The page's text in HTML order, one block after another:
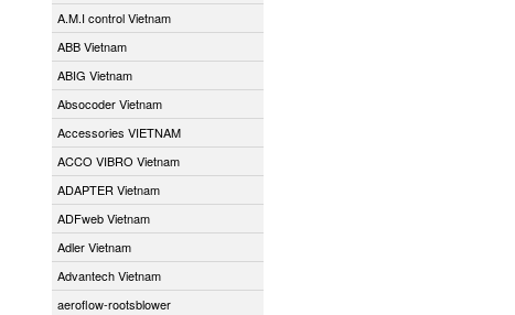
A.M.I control Vietnam
ABB Vietnam
ABIG Vietnam
Absocoder Vietnam
Accessories VIETNAM
ACCO VIBRO Vietnam
ADAPTER Vietnam
ADFweb Vietnam
Adler Vietnam
Advantech Vietnam
aeroflow-rootsblower